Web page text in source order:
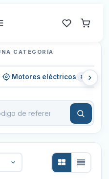
CATEGORÍA
Motores eléctricos 820